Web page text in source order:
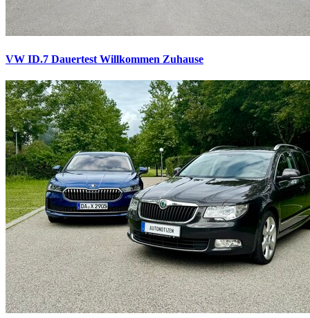
VW ID.7 Dauertest Willkommen Zuhause